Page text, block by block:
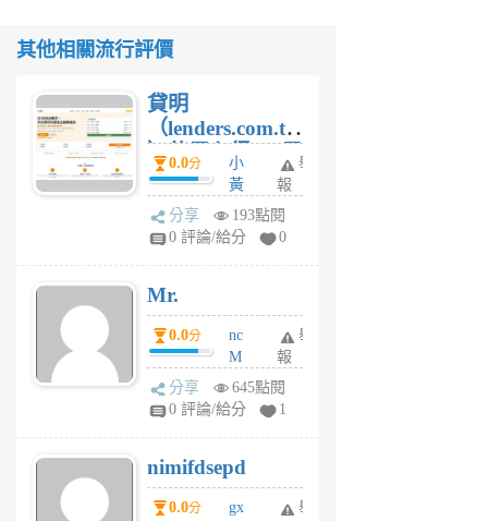
其他相關流行評價
貸明
（lenders.com.tw
）使用心得 — 民
間貸款比較平台
體驗
0.0分
小
黃
蜂
1
舉
報
分享
193點閱
0 評論/給分
0
Mr.
0.0分
nc
M
U
F
U
5
個
舉
報
分享
645點閱
0 評論/給分
1
nimifdsepd
0.0分 gx 舉